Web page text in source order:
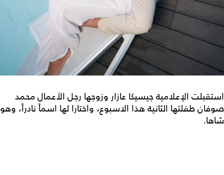
استقبلت الإعلامية جيسيكا عازار وزوجها رجل الأعمال محمد
صوفان طفلتها الثانية هذا الاسبوع، واختارا لها اسماً نادراً، وهو
شاها.